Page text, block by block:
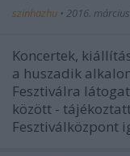
szinhazhu • 2016.
Koncertek,
a huszadik
Fesztiválra
között -
Fesztiválközpont